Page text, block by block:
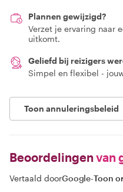
Plannen gewijzigd?
Verzet je ervaring naar
uitkomt.
Geliefd bij reizigers
Simpel en flexibel -
Toon annuleringsbeleid
Beoordelingen van
Vertaald doorGoogle-Toon